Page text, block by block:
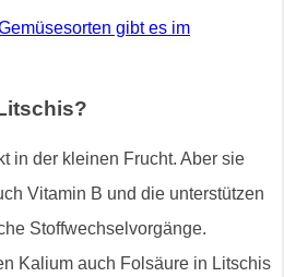
gibt es im
in der kleinen Frucht. Aber sie
Vitamin B und die unterstützen
Stoffwechselvorgänge.
Kalium auch Folsäure in Litschis